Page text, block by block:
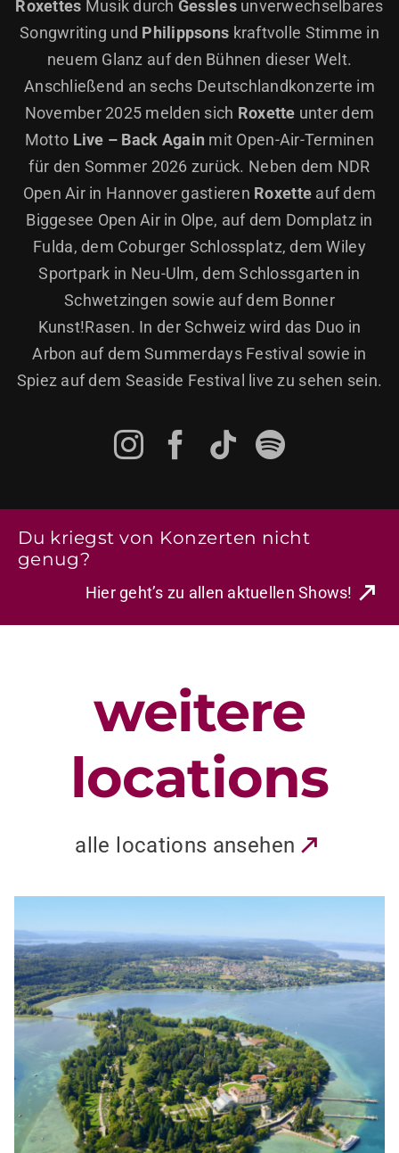
Roxettes Musik durch Gesslesunverwechselbares
Songwriting und Philippsons kraftvolle Stimme in
neuem Glanz auf den Bühnen dieser Welt.
Anschließend an sechs Deutschlandkonzerte im
November 2025 melden sich Roxette unter dem
Motto Live – Back Again mit Open-Air-Terminen
für den Sommer 2026 zurück. Neben dem NDR
Open Air in Hannover gastieren Roxette auf dem
Biggesee Open Air in Olpe, auf dem Domplatz in
Fulda, dem Coburger Schlossplatz, dem Wiley
Sportpark in Neu-Ulm, dem Schlossgarten in
Schwetzingen sowie auf dem Bonner
Kunst!Rasen. In der Schweiz wird das Duo in
Arbon auf dem Summerdays Festival sowie in
Spiez auf dem Seaside Festival live zu sehen sein.
Du kriegst von Konzerten nicht
genug?
Hier geht’s zu allen aktuellen Shows!
weitere
locations
alle locations ansehen